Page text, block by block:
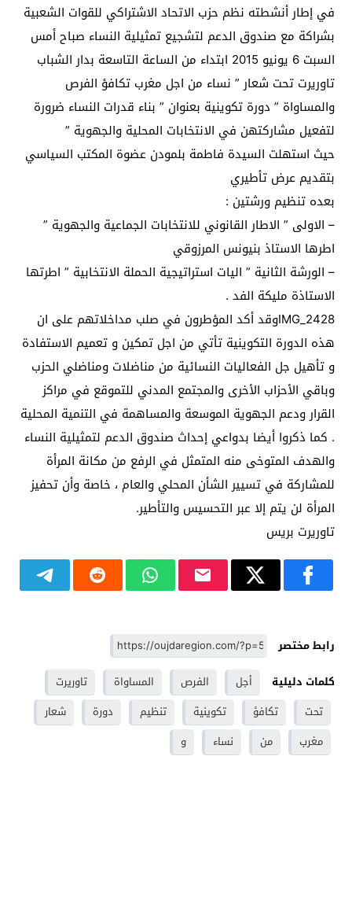
في إطار أنشطته نظم حزب الاتحاد الاشتراكي للقوات الشعبية
بشراكة مع صندوق الدعم لتشجيع تمثيلية النساء صباح أمس
السبت 6 يونيو 2015 ابتداء من الساعة التاسعة بدار الشباب
تاوريرت تحت شعار ” نساء من اجل مغرب تكافؤ الفرص
والمساواة ” دورة تكوينية بعنوان ” بناء قدرات النساء ضرورة
لتفعيل مشاركتهن في الانتخابات المحلية والجهوية ”
حيث استهلت السيدة فاطمة بلمودن عضوة المكتب السياسي
بتقديم عرض تأطيري
بعده تنظيم ورشتين :
– الاولى ” الاطار القانوني للانتخابات الجماعية والجهوية ”
اطرها الاستاذ بنيونس المرزوقي
– الورشة الثانية ” اليات استراتيجية الحملة الانتخابية ” اطرتها
الاستاذة مليكة الفد .
IMG_2428وقد أكد المؤطرون في صلب مداخلاتهم على ان
هذه الدورة التكوينية تأتي من اجل تمكين و تعميم الاستفادة
و تأهيل جل الفعاليات النسائية من مناضلات ومناضلي الحزب
وباقي الأحزاب الأخرى والمجتمع المدني للتموقع في مراكز
القرار ودعم الجهوية الموسعة والمساهمة في التنمية المحلية
. كما ذكروا أيضا بدواعي إحداث صندوق الدعم لتمثيلية النساء
والهدف المتوخى منه المتمثل في الرفع من مكانة المرأة
للمشاركة في تسيير الشأن المحلي والعام ، خاصة وأن تحفيز
المرأة لن يتم إلا عبر التحسيس والتأطير.
تاوريرت بريس
رابط مختصر
كلمات دليلية
أجل الفرص المساواة
تاوريرت
تحت
تكافؤ تكوينية تنظيم دورة
شعار
مغرب
من نساء و